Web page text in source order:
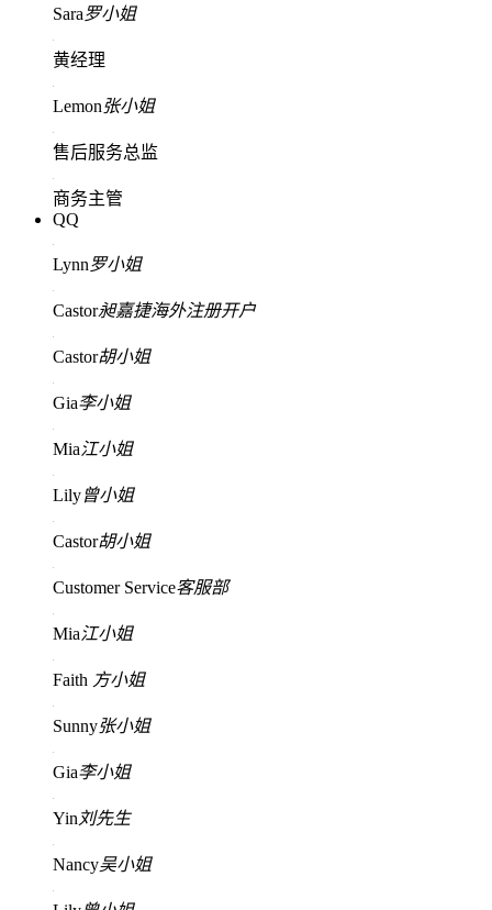
Sara罗小姐
黄经理
Lemon张小姐
售后服务总监
商务主管
QQ
Lynn罗小姐
Castor昶嘉捷海外注册开户
Castor胡小姐
Gia李小姐
Mia江小姐
Lily曾小姐
Castor胡小姐
Customer Service客服部
Mia江小姐
Faith 方小姐
Sunny张小姐
Gia李小姐
Yin 刘先生
Nancy吴小姐